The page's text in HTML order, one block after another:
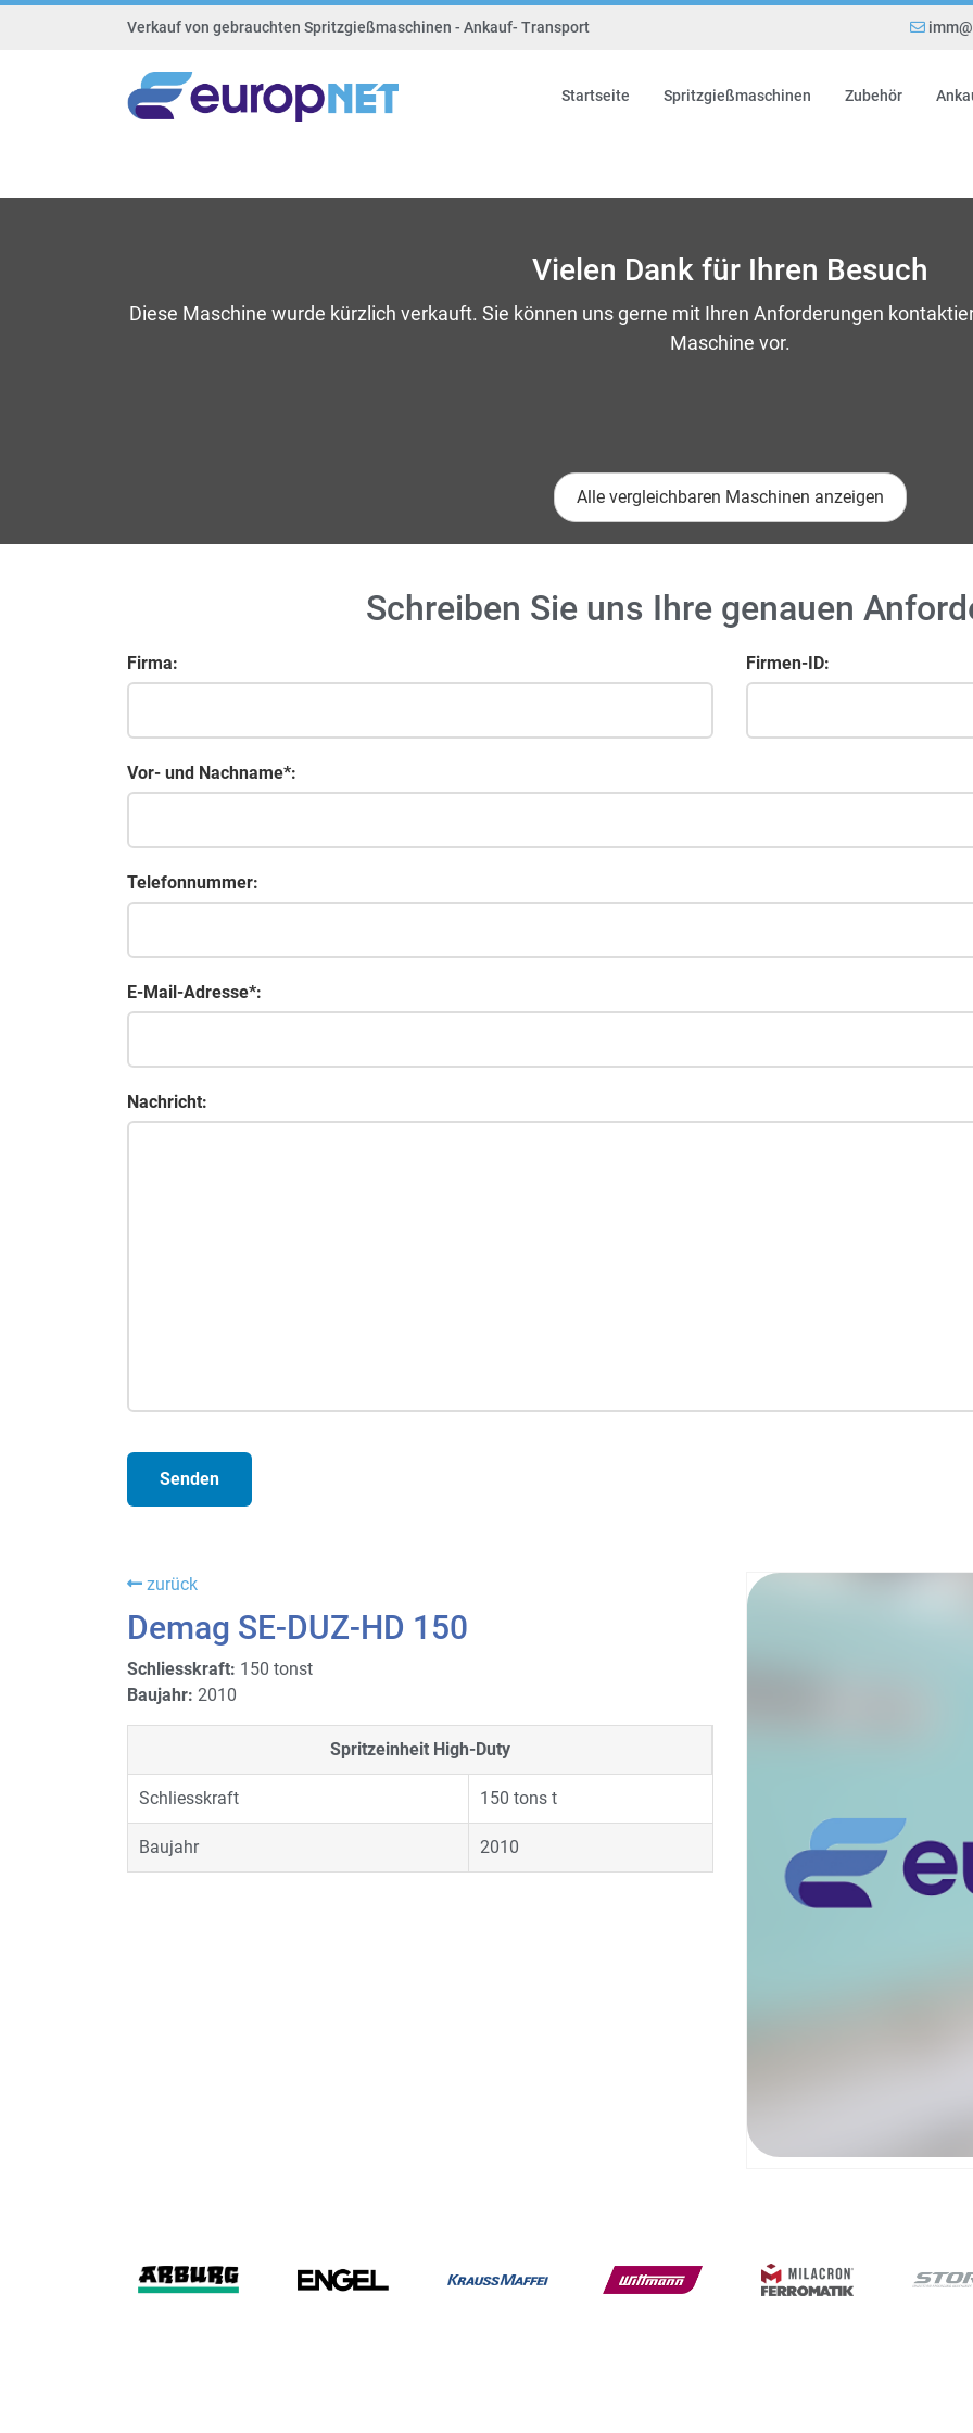
Verkauf von gebrauchten Spritzgießmaschinen - Ankauf- Transport
Startseite Spritzgießmaschinen Zubehör
Vielen Dank für Ihren Besuch
Diese Maschine wurde kürzlich verkauft. Sie können uns gerne mit Ihren Anforderungen
Maschine vor.
Alle vergleichbaren Maschinen anzeigen
Schreiben Sie uns Ihre genauen
Firma: Firmen-ID:
Vor- und Nachname*:
Telefonnummer:
E-Mail-Adresse*:
Nachricht:
zurück
Demag SE-DUZ-HD 150
Schliesskraft: 150 tonst
Baujahr: 2010
Spritzeinheit High-Duty
Schliesskraft 150 tons t
Baujahr 2010